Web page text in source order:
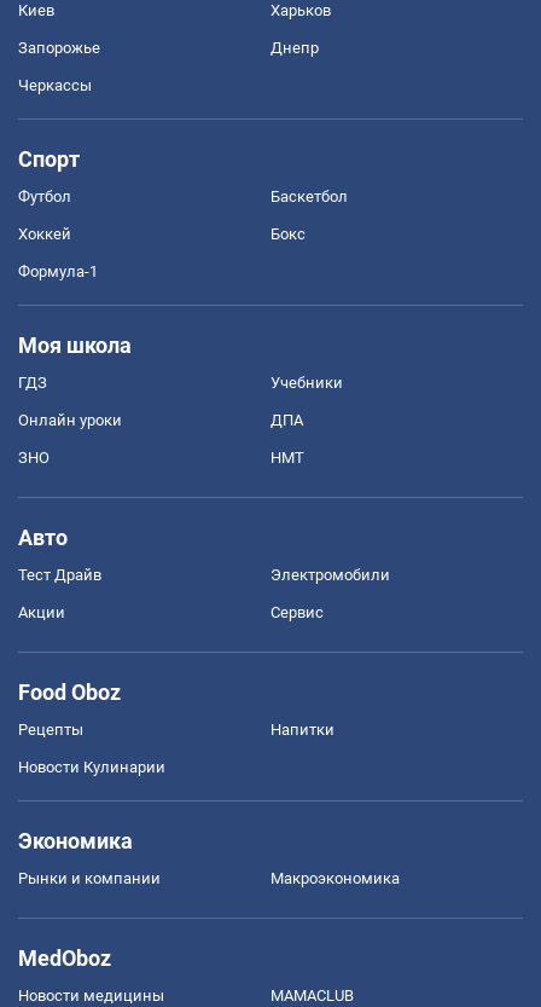
Киев Харьков
Запорожье Днепр
Черкассы
Спорт
Футбол Баскетбол
Хоккей Бокс
Формула-1
Моя школа
ГДЗ Учебники
Онлайн уроки ДПА
ЗНО НМТ
Авто
Тест Драйв Электромобили
Акции Сервис
Food Oboz
Рецепты Напитки
Новости Кулинарии
Экономика
Рынки и компании Mакроэкономика
MedOboz
Новости медицины MAMACLUB